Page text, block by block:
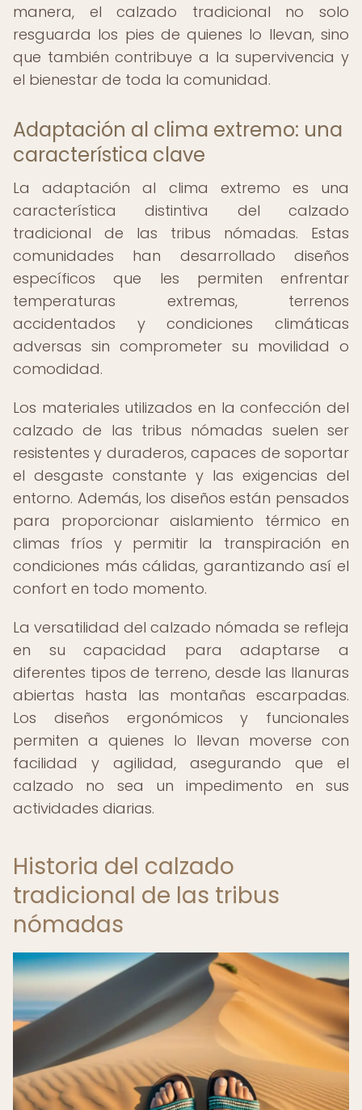
manera, el calzado tradicional no solo
resguarda los pies de quienes lo llevan, sino
que también contribuye a la supervivencia y
el bienestar de toda la comunidad.
Adaptación al clima extremo: una
característica clave
La adaptación al clima extremo es una
característica distintiva del calzado
tradicional de las tribus nómadas. Estas
comunidades han desarrollado diseños
específicos que les permiten enfrentar
temperaturas extremas, terrenos
accidentados y condiciones climáticas
adversas sin comprometer su movilidad o
comodidad.
Los materiales utilizados en la confección del
calzado de las tribus nómadas suelen ser
resistentes y duraderos, capaces de soportar
el desgaste constante y las exigencias del
entorno. Además, los diseños están pensados
para proporcionar aislamiento térmico en
climas fríos y permitir la transpiración en
condiciones más cálidas, garantizando así el
confort en todo momento.
La versatilidad del calzado nómada se refleja
en su capacidad para adaptarse a
diferentes tipos de terreno, desde las llanuras
abiertas hasta las montañas escarpadas.
Los diseños ergonómicos y funcionales
permiten a quienes lo llevan moverse con
facilidad y agilidad, asegurando que el
calzado no sea un impedimento en sus
actividades diarias.
Historia del calzado
tradicional de las tribus
nómadas